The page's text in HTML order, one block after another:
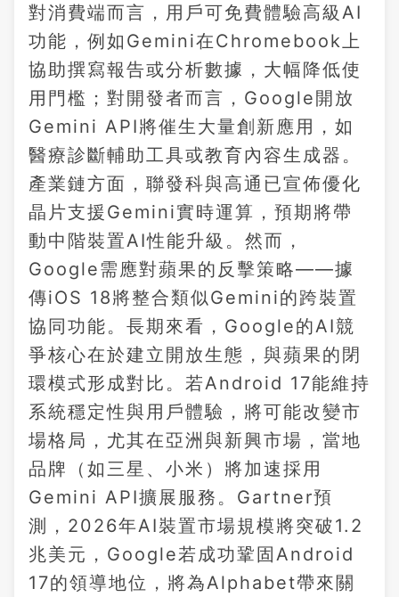
對消費端而言，用戶可免費體驗高級AI
功能，例如Gemini在Chromebook上
協助撰寫報告或分析數據，大幅降低使
用門檻；對開發者而言，Google開放
Gemini API將催生大量創新應用，如
醫療診斷輔助工具或教育內容生成器。
產業鏈方面，聯發科與高通已宣佈優化
晶片支援Gemini實時運算，預期將帶
動中階裝置AI性能升級。然而，
Google需應對蘋果的反擊策略——據
傳iOS 18將整合類似Gemini的跨裝置
協同功能。長期來看，Google的AI競
爭核心在於建立開放生態，與蘋果的閉
環模式形成對比。若Android 17能維持
系統穩定性與用戶體驗，將可能改變市
場格局，尤其在亞洲與新興市場，當地
品牌（如三星、小米）將加速採用
Gemini API擴展服務。Gartner預
測，2026年AI裝置市場規模將突破1.2
兆美元，Google若成功鞏固Android
17的領導地位，將為Alphabet帶來關